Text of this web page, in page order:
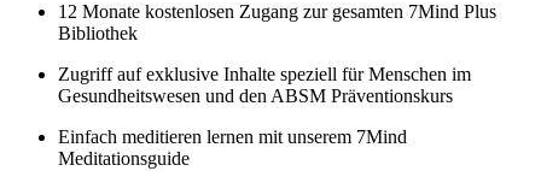
12 Monate kostenlosen Zugang zur gesamten 7Mind Plus
Bibliothek
Zugriff auf exklusive Inhalte speziell für Menschen im
Gesundheitswesen und den ABSM Präventionskurs
Einfach meditieren lernen mit unserem 7Mind
Meditationsguide